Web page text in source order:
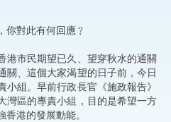
你對此有何回應﹖
港市民期望已久、望穿秋水的通關
關、這個大家渴望的日子前，今日
組。早前行政長官《施政報告》
灣區的專責小組，目的是希望一方
港的發展動能。